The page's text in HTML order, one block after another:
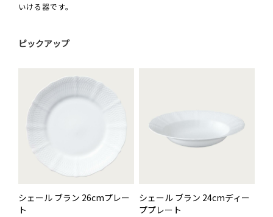
いける器です。
ピックアップ
シェール ブラン 26cmプレー
ト
シェール ブラン 24cmディー
ププレート